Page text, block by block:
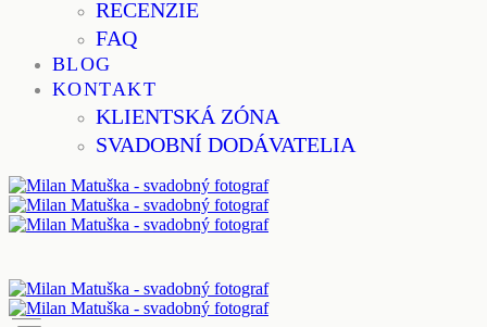
RECENZIE
FAQ
BLOG
KONTAKT
KLIENTSKÁ ZÓNA
SVADOBNÍ DODÁVATELIA